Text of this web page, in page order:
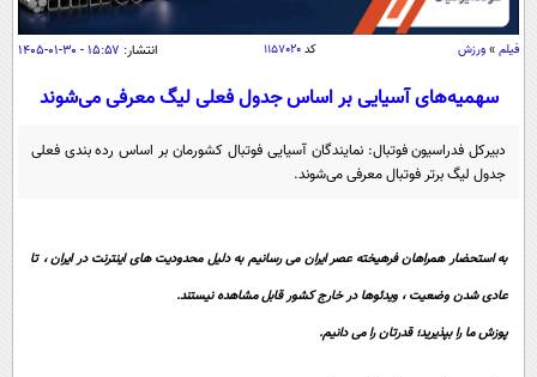
اقتصاد
اقتصادی
جامعه
یک برش دانایی
محیط زیست
بین الملل
علم و دانش
فناوری و It
قرآن
فیلم » ورزش کد۱۱۵۷۰۲۰ انتشار: ۱۵:۵۷ - ۳۰-۰۱-۱۴۰۵
سهمیه‌های آسیایی بر اساس جدول فعلی لیگ معرفی می‌شوند
دبیرکل فدراسیون فوتبال: نمایندگان آسیایی فوتبال کشورمان بر اساس رده بندی فعلی
جدول لیگ برتر فوتبال معرفی می‌شوند.
به استحضار همراهان فرهیخته عصر ایران می رسانیم به دلیل محدودیت های اینترنت در ایران ، تا
عادی شدن وضعیت ، ویدئوها در خارج کشور قابل مشاهده نیستند.
پوزش ما را بپذیرید؛ قدرتان را می دانیم.